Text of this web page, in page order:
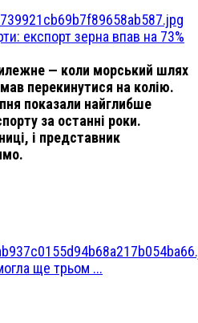
експорт зерна впав на 73%
— коли морський шлях
перекинутися на колію.
показали найглибше
за останні роки.
і представник
ще трьом ...